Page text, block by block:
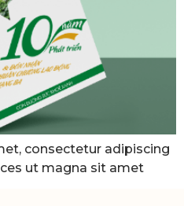
consectetur adipiscing
ut magna sit amet